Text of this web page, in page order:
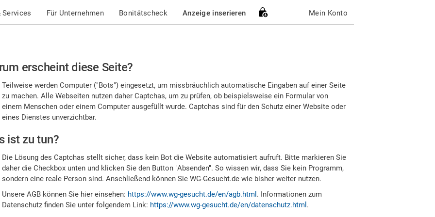
Services Für Unternehmen Bonitätscheck Anzeige inserieren Mein Konto
erscheint diese Seite?
Teilweise werden Computer ("Bots") eingesetzt, um missbräuchlich automatische Eingaben auf einer Seite
zu machen. Alle Webseiten nutzen daher Captchas, um zu prüfen, ob beispielsweise ein Formular von
einem Menschen oder einem Computer ausgefüllt wurde. Captchas sind für den Schutz einer Website oder
eines Dienstes unverzichtbar.
ist zu tun?
Die Lösung des Captchas stellt sicher, dass kein Bot die Website automatisiert aufruft. Bitte markieren Sie
daher die Checkbox unten und klicken Sie den Button "Absenden". So wissen wir, dass Sie kein Programm,
sondern eine reale Person sind. Anschließend können Sie WG-Gesucht.de wie bisher weiter nutzen.
Unsere AGB können Sie hier einsehen: https://www.wg-gesucht.de/en/agb.html . Informationen zum
Datenschutz finden Sie unter folgendem Link: https://www.wg-gesucht.de/en/datenschutz.html .